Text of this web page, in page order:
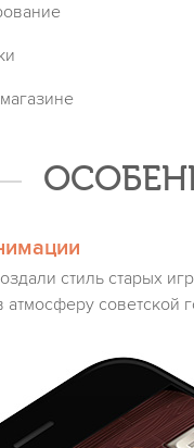
стиль старых
советской